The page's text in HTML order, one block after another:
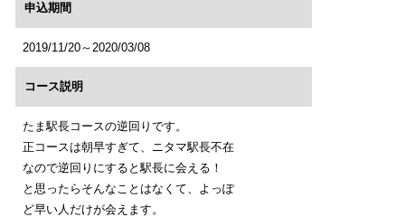
申込期間
2019/11/20～2020/03/08
コース説明
たま駅長コースの逆回りです。
正コースは朝早すぎて、ニタマ駅長不在
なので逆回りにすると駅長に会える！
と思ったらそんなことはなくて、よっぽ
ど早い人だけが会えます。